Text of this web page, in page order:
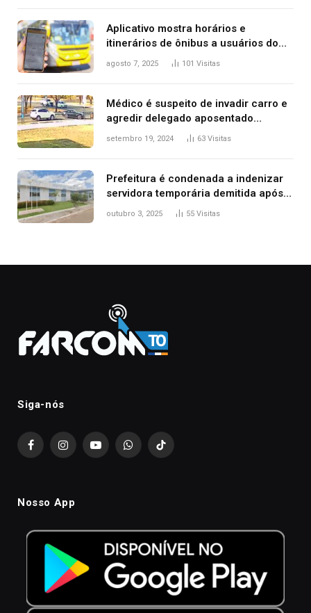
Aplicativo mostra horários e
itinerários de ônibus a usuários do
transporte público de Palmas; confira
agosto 7, 2025 101 Visitas
Médico é suspeito de invadir carro e
agredir delegado aposentado
durante confusão no trânsito
setembro 19, 2024 63 Visitas
Prefeitura é condenada a indenizar
servidora temporária demitida após
nascimento da filha
outubro 3, 2025 55 Visitas
Siga-nós
FacebookInstagramYouTubeWhatsAppTikTok
Nosso App